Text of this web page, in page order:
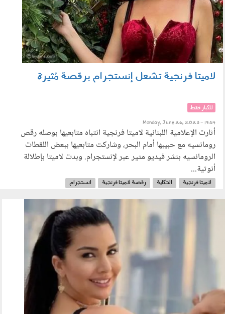
لاميتا فرنجية تشعل إنستجرام برقصة مُثيرة
للكبار فقط
Monday, June 26, 2023 - 19:54
أثارت الإعلامية اللبنانية لاميتا فرنجية انتباه متابعيها بوصله رقص
رومانسيه مع حبيبها أمام البحر، وشاركت متابعيها ببعض اللقطات
الرومانسيه بنشر فيديو مثير عبر لإنستجرام. وبدت لاميتا بإطلالة
أنوثية...
لاميتا فرنجية الحكاية رقصة لاميتا فرنجية انستجرام